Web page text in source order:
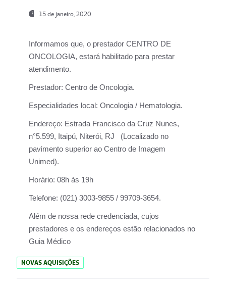
15 de janeiro, 2020
Informamos que, o prestador CENTRO DE
ONCOLOGIA, estará habilitado para prestar
atendimento.
Prestador: Centro de Oncologia.
Especialidades local: Oncologia / Hematologia.
Endereço: Estrada Francisco da Cruz Nunes,
n°5.599, Itaipú, Niterói, RJ (Localizado no
pavimento superior ao Centro de Imagem
Unimed).
Horário: 08h às 19h
Telefone: (021) 3003-9855 / 99709-3654.
Além de nossa rede credenciada, cujos
prestadores e os endereços estão relacionados no
Guia Médico
NOVAS AQUISIÇÕES